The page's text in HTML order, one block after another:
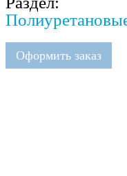
Оформить заказ